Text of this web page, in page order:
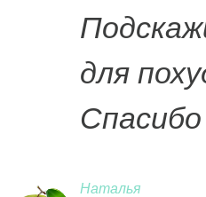
для
Наталья